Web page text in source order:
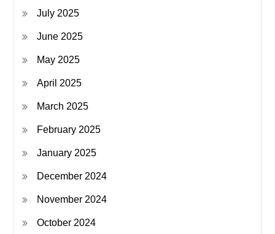
July 2025
June 2025
May 2025
April 2025
March 2025
February 2025
January 2025
December 2024
November 2024
October 2024